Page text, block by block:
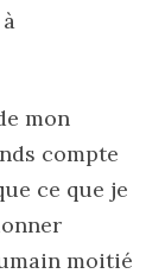
mon
compte
ce que je
moitié